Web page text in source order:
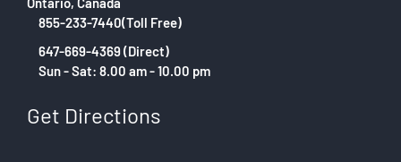
855-233-7440(Toll Free)
647-669-4369 (Direct)
Sun - Sat: 8.00 am - 10.00 pm
Get Directions